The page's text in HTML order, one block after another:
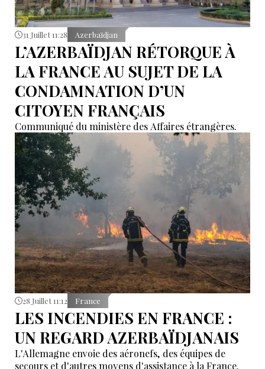
31 Juillet 11:28 Azerbaïdjan
L’AZERBAÏDJAN RÉTORQUE À
LA FRANCE AU SUJET DE LA
CONDAMNATION D’UN
CITOYEN FRANÇAIS
Communiqué du ministère des Affaires étrangères.
28 Juillet 11:12 France
LES INCENDIES EN FRANCE :
UN REGARD AZERBAÏDJANAIS
L'Allemagne envoie des aéronefs, des équipes de
secours et d'autres moyens d'assistance à la France.